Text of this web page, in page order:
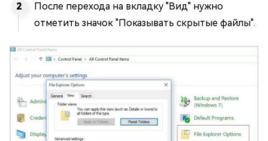
После перехода на вкладку "Вид" нужно
отметить значок "Показывать скрытые файлы".